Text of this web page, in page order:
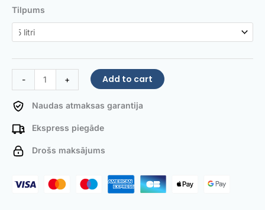
Tilpums
-
Limescale
Remover
quantity
+ Add to cart
Naudas atmaksas garantija
Ekspress piegāde
Drošs maksājums